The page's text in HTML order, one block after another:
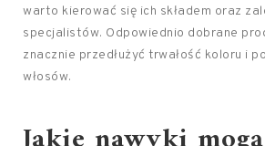
warto kierować się ich składem oraz
specjalistów. Odpowiednio dobrane
znacznie przedłużyć trwałość koloru i
włosów.